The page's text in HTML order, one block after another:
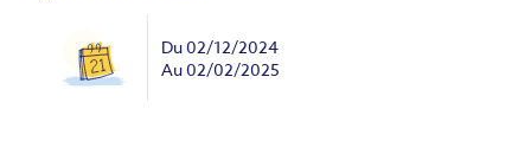
Du02/12/2024
Au02/02/2025